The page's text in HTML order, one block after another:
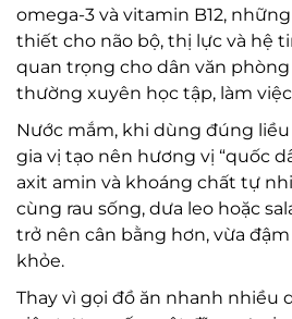
omega-3 và vitamin B12,
thiết cho não bộ, thị lực và hệ
quan trọng cho dân văn
thường xuyên học tập, làm
Nước mắm, khi dùng đúng
gia vị tạo nên hương vị “quốc
axit amin và khoáng chất tự
cùng rau sống, dưa leo hoặc
trở nên cân bằng hơn, vừa
khỏe.
Thay vì gọi đồ ăn nhanh nhiều